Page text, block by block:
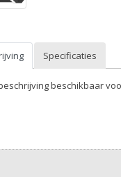
Specificaties
beschikbaar